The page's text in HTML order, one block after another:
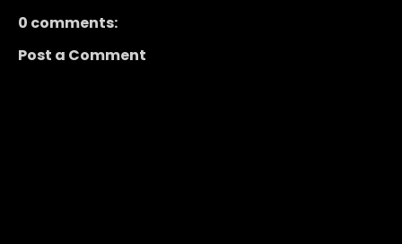
0 comments:
Post a Comment